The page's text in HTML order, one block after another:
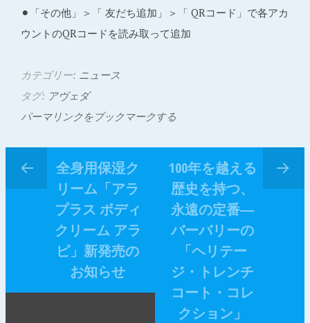
⚫︎「その他」＞「 友だち追加」＞「 QRコード」で各アカ
ウントのQRコードを読み取って追加
カテゴリー: ニュース
タグ: アヴェダ
パーマリンクをブックマークする
全身用保湿ク
リーム「アラ
プラス ボディ
クリーム アラ
ピ」新発売の
お知らせ
100年を越える
歴史を持つ、
永遠の定番―
バーバリーの
「ヘリテー
ジ・トレンチ
コート・コレ
クション」